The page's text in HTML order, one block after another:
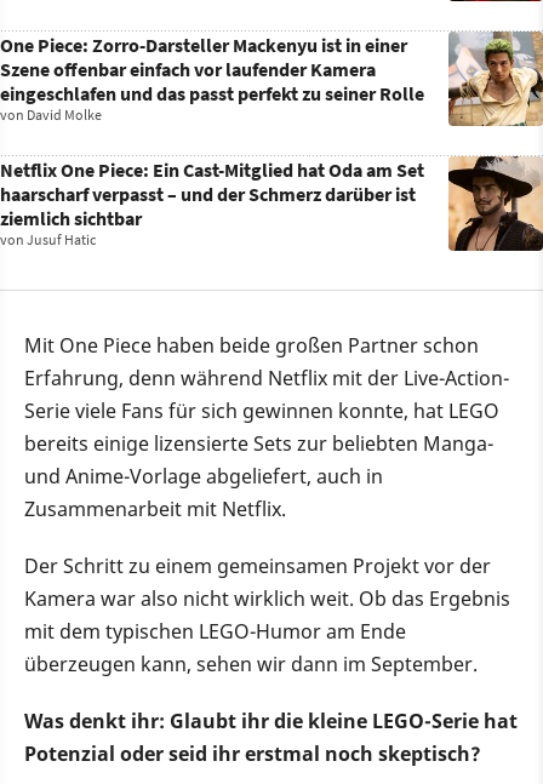
One Piece: Zorro-Darsteller Mackenyu ist in einer
Szene offenbar einfach vor laufender Kamera
eingeschlafen und das passt perfekt zu seiner Rolle
von David Molke
Netflix One Piece: Ein Cast-Mitglied hat Oda am Set
haarscharf verpasst – und der Schmerz darüber ist
ziemlich sichtbar
von Jusuf Hatic
Mit One Piece haben beide großen Partner schon
Erfahrung, denn während Netflix mit der Live-Action-
Serie viele Fans für sich gewinnen konnte, hat LEGO
bereits einige lizensierte Sets zur beliebten Manga-
und Anime-Vorlage abgeliefert, auch in
Zusammenarbeit mit Netflix.
Der Schritt zu einem gemeinsamen Projekt vor der
Kamera war also nicht wirklich weit. Ob das Ergebnis
mit dem typischen LEGO-Humor am Ende
überzeugen kann, sehen wir dann im September.
Was denkt ihr: Glaubt ihr die kleine LEGO-Serie hat
Potenzial oder seid ihr erstmal noch skeptisch?